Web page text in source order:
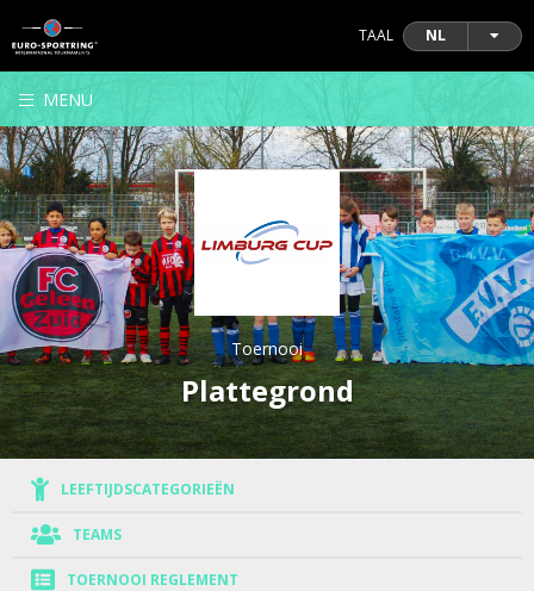
TAAL NL
MENU
Toernooi
Plattegrond
LEEFTIJDSCATEGORIEËN
TEAMS
TOERNOOI REGLEMENT